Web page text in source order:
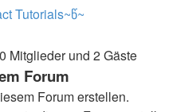
Tutorials~წ~
Mitglieder und 2 Gäste
Forum
Forum erstellen.